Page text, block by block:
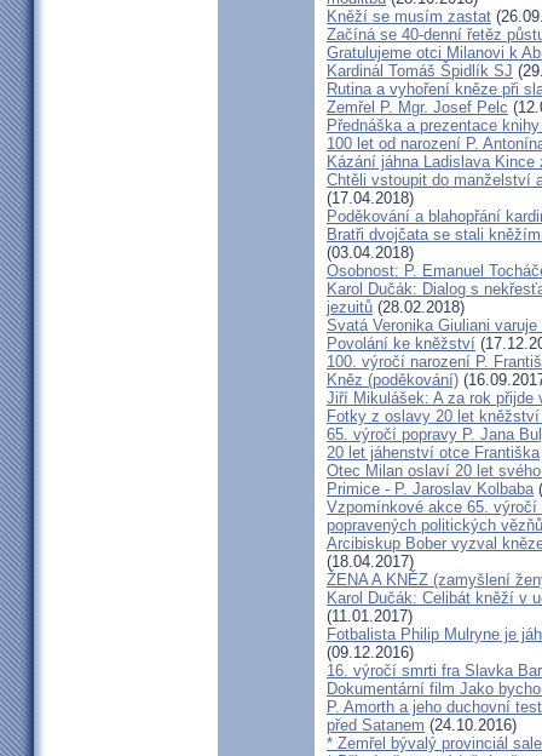
Kněží se musím zastat
Začíná se 40-denní řetěz
Gratulujeme otci Milanovi k
Kardinál Tomáš Špidlík SJ
Rutina a vyhoření kněze při
Zemřel P. Mgr. Josef Pelc
Přednáška a prezentace
100 let od narození P.
Kázání jáhna Ladislava
Chtěli vstoupit do manželství
(17.04.2018)
Poděkování a blahopřání
Bratři dvojčata se stali
(03.04.2018)
Osobnost: P. Emanuel
Karol Dučák: Dialog s
jezuitů (28.02.2018)
Svatá Veronika Giuliani
Povolání ke kněžství
100. výročí narození P.
Kněz (poděkování)
Jiří Mikulášek: A za rok
Fotky z oslavy 20 let
65. výročí popravy P. Jana
20 let jáhenství otce Františka
Otec Milan oslaví 20 let
Primice - P. Jaroslav Kolbaba
Vzpomínkové akce 65.
popravených politických vězňů
Arcibiskup Bober vyzval
(18.04.2017)
ŽENA A KNĚZ (zamyšlení
Karol Dučák: Celibát kněží v
(11.01.2017)
Fotbalista Philip Mulryne je
(09.12.2016)
16. výročí smrti fra Slavka
Dokumentární film Jako
P. Amorth a jeho duchovní
před Satanem (24.10.2016)
* Zemřel bývalý provinciál